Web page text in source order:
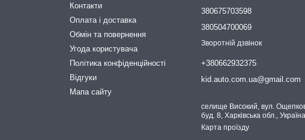
Контакти
Оплата і доставка
Обмін та повернення
Угода користувача
Політика конфіденційності
Відгуки
Мапа сайту
380675703598
380504700069
Зворотній дзвінок
+380662932375
kid.auto.com.ua@gmail.com
селище Високий, вул.
буд. 8, Харківська обл., Україна
Карта проїзду